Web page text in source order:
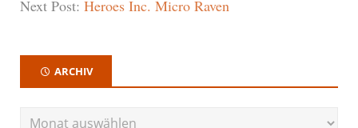
Next Post: Heroes Inc. Micro Raven
ARCHIV